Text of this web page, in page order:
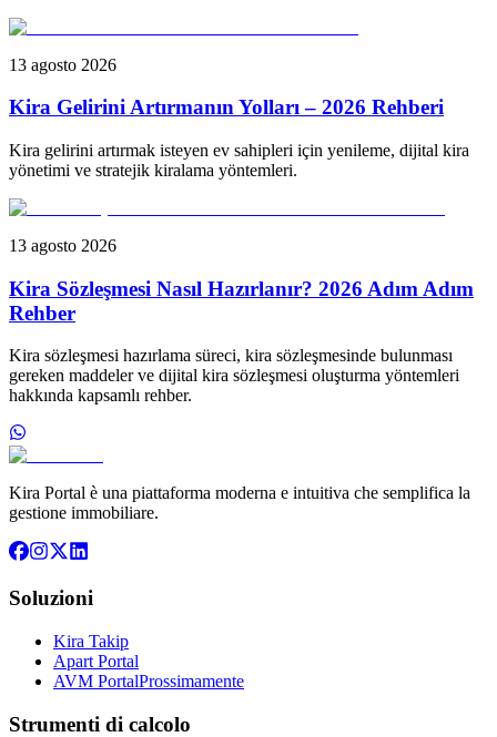
13 agosto 2026
Kira Gelirini Artırmanın Yolları – 2026 Rehberi
Kira gelirini artırmak isteyen ev sahipleri için yenileme, dijital kira
yönetimi ve stratejik kiralama yöntemleri.
13 agosto 2026
Kira Sözleşmesi Nasıl Hazırlanır? 2026 Adım Adım
Rehber
Kira sözleşmesi hazırlama süreci, kira sözleşmesinde bulunması
gereken maddeler ve dijital kira sözleşmesi oluşturma yöntemleri
hakkında kapsamlı rehber.
Kira Portal è una piattaforma moderna e intuitiva che semplifica la
gestione immobiliare.
Soluzioni
Kira Takip
Apart Portal
AVM PortalProssimamente
Strumenti di calcolo